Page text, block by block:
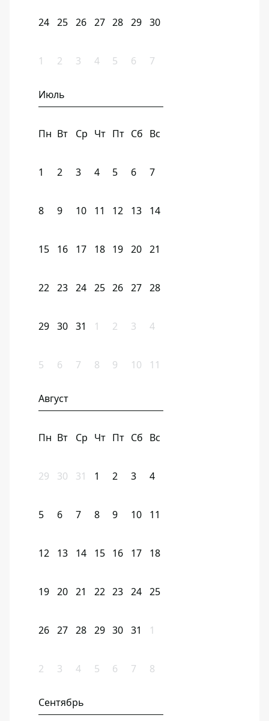
24 25 26 27 28 29 30
1 2 3 4 5 6 7
Июль
Пн Вт Ср Чт Пт Сб Вс
1 2 3 4 5 6 7
8 9 10 11 12 13 14
15 16 17 18 19 20 21
22 23 24 25 26 27 28
29 30 31 1 2 3 4
5 6 7 8 9 10 11
Август
Пн Вт Ср Чт Пт Сб Вс
29 30 31 1 2 3 4
5 6 7 8 9 10 11
12 13 14 15 16 17 18
19 20 21 22 23 24 25
26 27 28 29 30 31 1
2 3 4 5 6 7 8
Сентябрь